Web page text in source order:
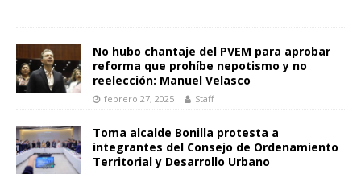
b
o
k
s
A
p
p
e
n
g
er
l y
Li
n
k
p
ar
r
No hubo chantaje del PVEM para aprobar
reforma que prohíbe nepotismo y no
reelección: Manuel Velasco
febrero 27, 2025 Staff
Toma alcalde Bonilla protesta a
integrantes del Consejo de Ordenamiento
Territorial y Desarrollo Urbano